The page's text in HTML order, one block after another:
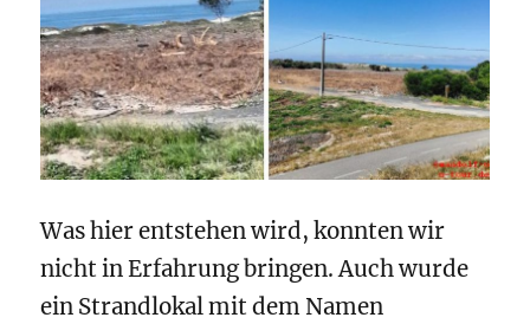
Was hier entstehen wird, konnten wir
nicht in Erfahrung bringen. Auch wurde
ein Strandlokal mit dem Namen